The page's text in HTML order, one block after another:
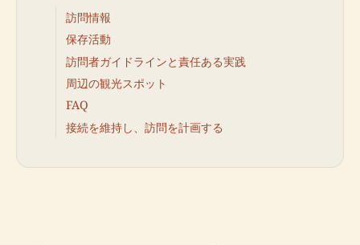
訪問情報
保存活動
訪問者ガイドラインと責任ある実践
周辺の観光スポット
FAQ
接続を維持し、訪問を計画する